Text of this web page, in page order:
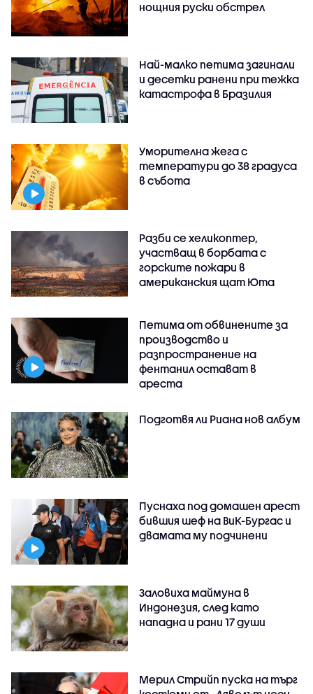
нощния руски обстрел
Най-малко петима загинали
и десетки ранени при тежка
катастрофа в Бразилия
Уморителна жега с
температури до 38 градуса
в събота
Разби се хеликоптер,
участващ в борбата с
горските пожари в
американския щат Юта
Петима от обвинените за
производство и
разпространение на
фентанил остават в
ареста
Подготвя ли Риана нов албум
Пуснаха под домашен арест
бившия шеф на ВиК-Бургас и
двамата му подчинени
Заловиха маймуна в
Индонезия, след като
нападна и рани 17 души
Мерил Стрийп пуска на търг